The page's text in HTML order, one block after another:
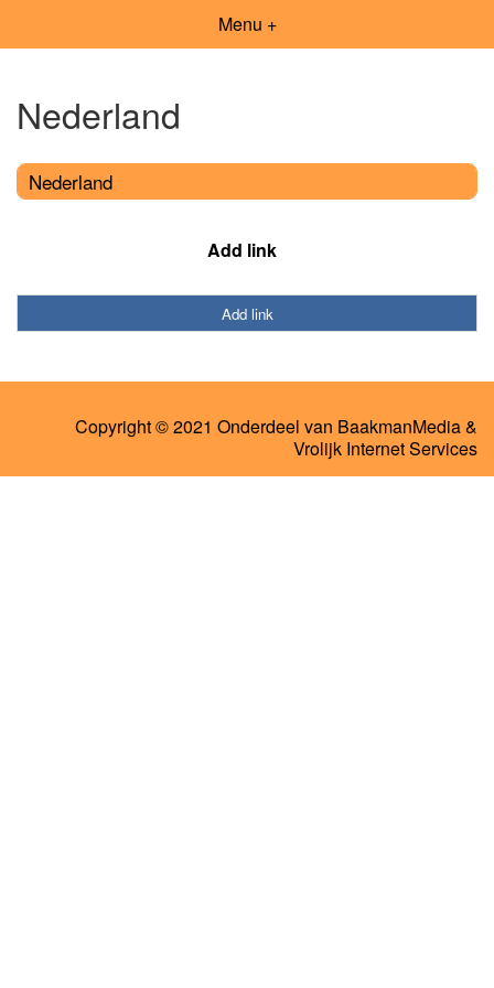
Menu +
Nederland
Nederland
Add link
Add link
Copyright © 2021 Onderdeel van BaakmanMedia&
Vrolijk Internet Services